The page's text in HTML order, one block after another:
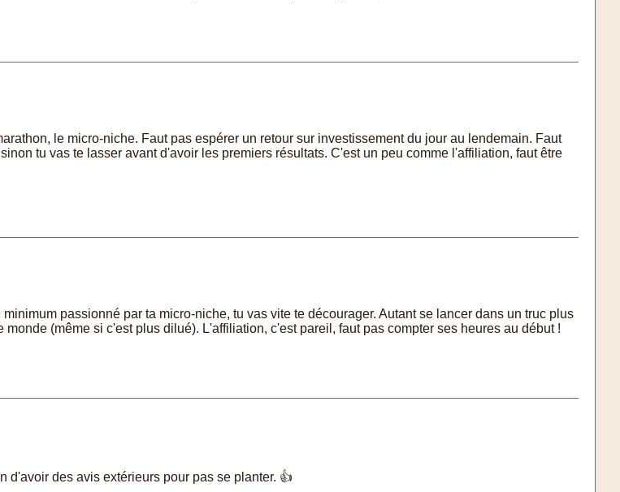
le micro-niche. Faut pas espérer un retour sur investissement du jour au lendemain. Faut
tu vas te lasser avant d'avoir les premiers résultats. C'est un peu comme l'affiliation, faut être
passionné par ta micro-niche, tu vas vite te décourager. Autant se lancer dans un truc plus
(même si c'est plus dilué). L'affiliation, c'est pareil, faut pas compter ses heures au début !
d'avoir des avis extérieurs pour pas se planter. 👍